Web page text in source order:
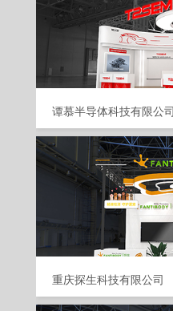
谭慕半导体科技有限公司
重庆探生科技有限公司